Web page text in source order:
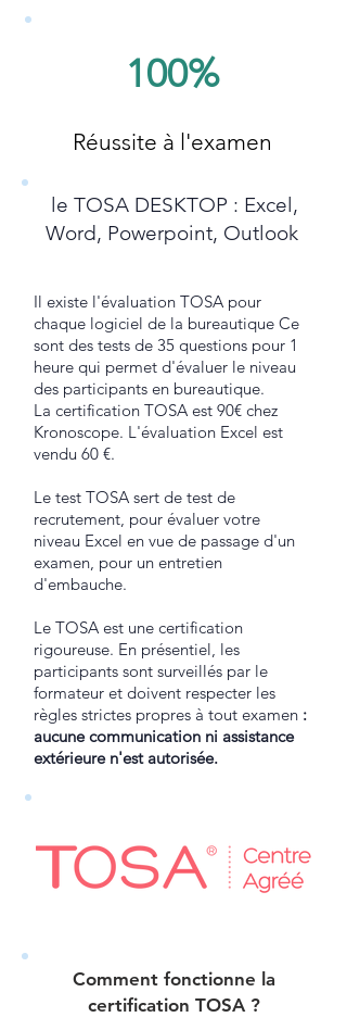
100%
Réussite à l'examen
le TOSA DESKTOP : Excel,
Word, Powerpoint, Outlook
Il existe l'évaluation TOSA pour
chaque logiciel de la bureautique Ce
sont des tests de 35 questions pour 1
heure qui permet d'évaluer le niveau
des participants en bureautique.
La certification TOSA est 90€ chez
Kronoscope. L'évaluation Excel est
vendu 60 €.
Le test TOSA sert de test de
recrutement, pour évaluer votre
niveau Excel en vue de passage d'un
examen, pour un entretien
d'embauche.
Le TOSA est une certification
rigoureuse. En présentiel, les
participants sont surveillés par le
formateur et doivent respecter les
règles strictes propres à tout examen :
aucune communication ni assistance
extérieure n'est autorisée.
Comment fonctionne la
certification TOSA ?​